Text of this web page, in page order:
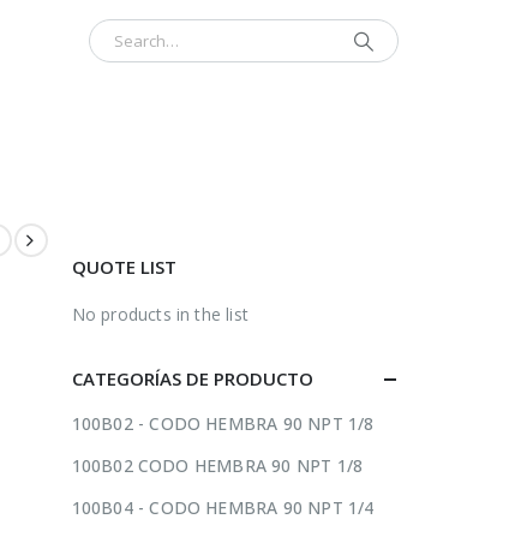
QUOTE LIST
No products in the list
CATEGORÍAS DE PRODUCTO
100B02 - CODO HEMBRA 90 NPT 1/8
100B02 CODO HEMBRA 90 NPT 1/8
100B04 - CODO HEMBRA 90 NPT 1/4